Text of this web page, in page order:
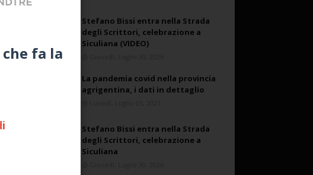
fa la
Stefano Bissi entra nella Strada
degli Scrittori, celebrazione a
Siculiana (VIDEO)
La pandemia covid nella provincia
agrigentina, i dati in dettaglio
Stefano Bissi entra nella Strada
degli Scrittori, celebrazione a
Siculiana